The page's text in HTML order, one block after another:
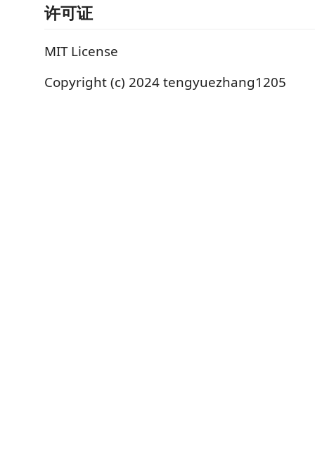
许可证
MIT License
Copyright (c) 2024 tengyuezhang1205